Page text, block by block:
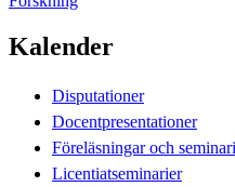
Kalender
Disputationer
Docentpresentationer
Föreläsningar och
Licentiatseminarier